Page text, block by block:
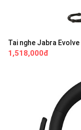
Tai nghe Jabra Evolve
1,518,000đ